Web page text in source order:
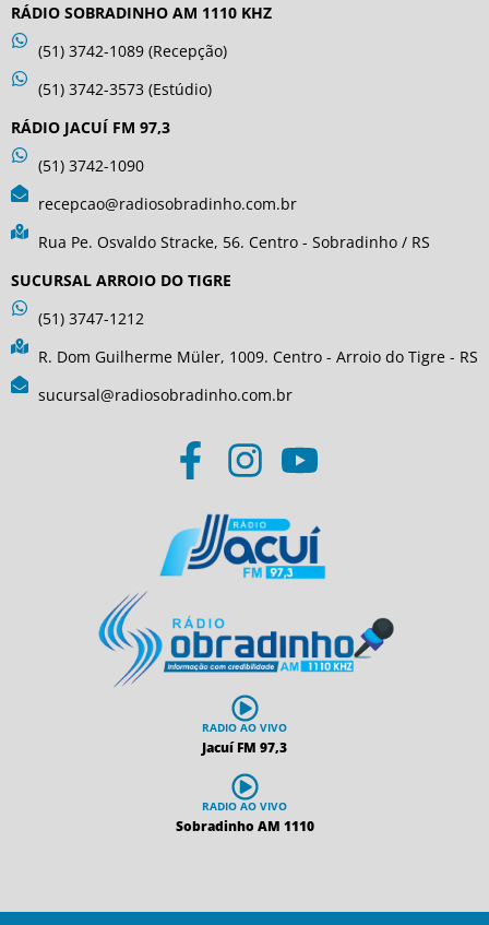
RÁDIO SOBRADINHO AM 1110 KHZ
(51) 3742-1089 (Recepção)
(51) 3742-3573 (Estúdio)
RÁDIO JACUÍ FM 97,3
(51) 3742-1090
recepcao@radiosobradinho.com.br
Rua Pe. Osvaldo Stracke, 56. Centro - Sobradinho / RS
SUCURSAL ARROIO DO TIGRE
(51) 3747-1212
R. Dom Guilherme Müler, 1009. Centro - Arroio do Tigre - RS
sucursal@radiosobradinho.com.br
RADIO AO VIVO
Jacuí FM 97,3
RADIO AO VIVO
Sobradinho AM 1110